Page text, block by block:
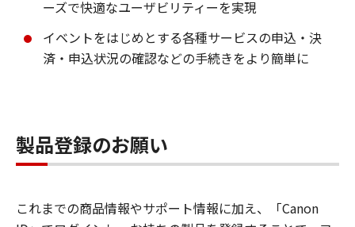
ーズで快適なユーザビリティーを実現
イベントをはじめとする各種サービスの申込・決
済・申込状況の確認などの手続きをより簡単に
製品登録のお願い
これまでの商品情報やサポート情報に加え、「Canon